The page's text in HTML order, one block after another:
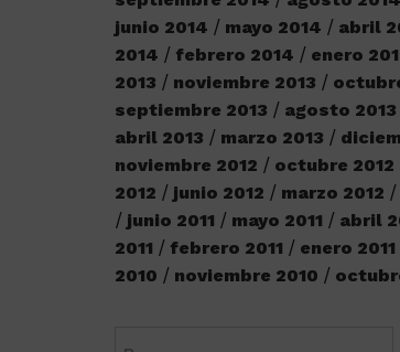
junio 2014
mayo 2014 abril
2014
febrero 2014 enero
2013
noviembre 2013
septiembre 2013
agosto 2013
abril 2013
marzo 2013
noviembre 2012
octubre 2012
2012
junio 2012 marzo 2012
junio 2011
mayo 2011 abril
2011
febrero 2011 enero 2011
2010
noviembre 2010